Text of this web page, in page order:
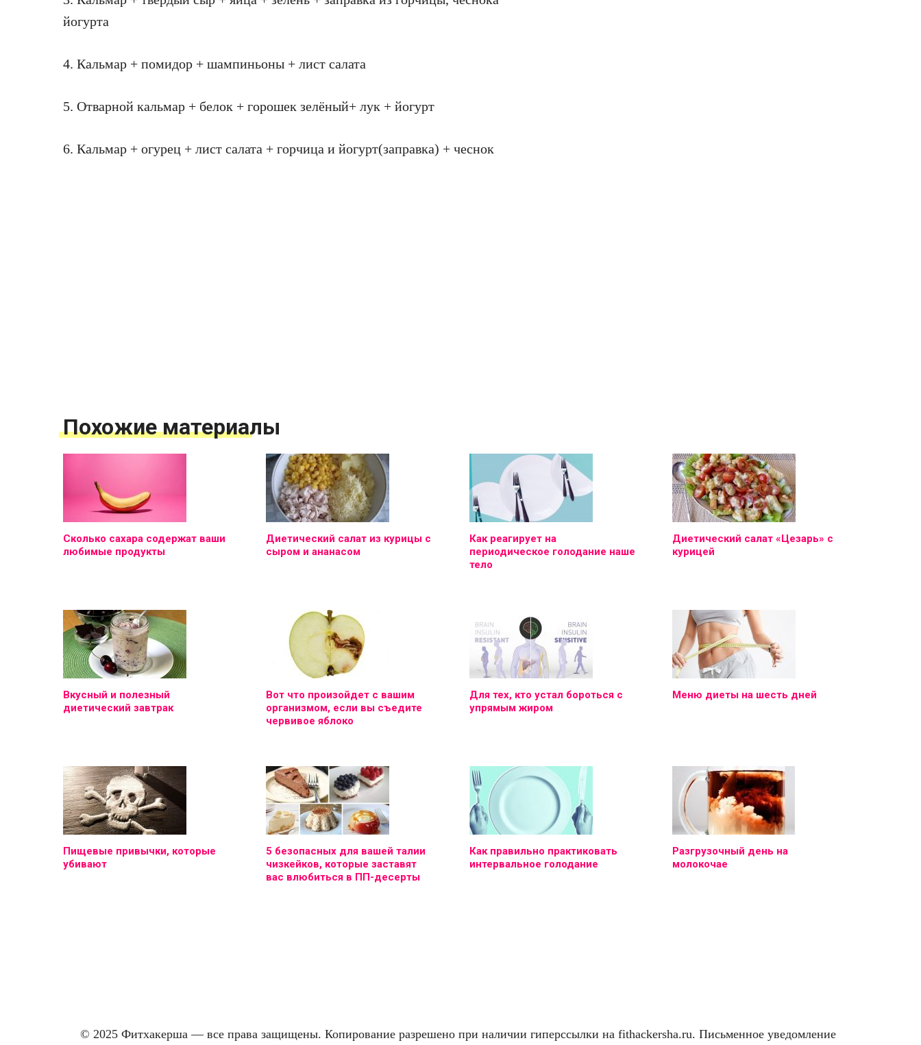
йогурта
4. Кальмар + помидор + шампиньоны + лист салата
5. Отварной кальмар + белок + горошек зелёный+ лук + йогурт
6. Кальмар + огурец + лист салата + горчица и йогурт(заправка) + чеснок
Похожие материалы
Сколько сахара содержат ваши
любимые продукты
Диетический салат из курицы с
сыром и ананасом
Как реагирует на
периодическое голодание наше
тело
Диетический салат «Цезарь» с
курицей
Вкусный и полезный
диетический завтрак
Вот что произойдет с вашим
организмом, если вы съедите
червивое яблоко
Для тех, кто устал бороться с
упрямым жиром
Меню диеты на шесть дней
Пищевые привычки, которые
убивают
5 безопасных для вашей талии
чизкейков, которые заставят
вас влюбиться в ПП-десерты
Как правильно практиковать
интервальное голодание
Разгрузочный день на
молокочае
© 2025 Фитхакерша — все права защищены. Копирование разрешено при наличии гиперссылки на fithackersha.ru. Письменное уведомление